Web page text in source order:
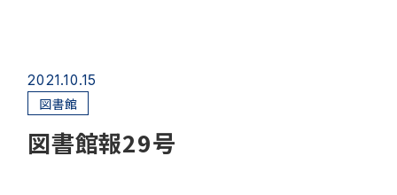
2021.10.15
図書館
図書館報29号